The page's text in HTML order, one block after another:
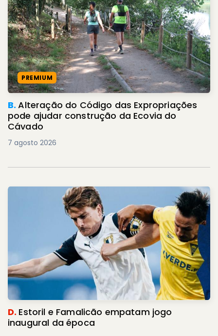
PREMIUM
B.Alteração do Código das Expropriações
pode ajudar construção da Ecovia do
Cávado
7 agosto 2026
D. Estoril e Famalicão empatam jogo
inaugural da época